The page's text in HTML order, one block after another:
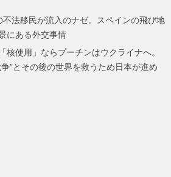
法移民が流入のナゼ。スペインの飛び地
にある外交事情
核使用」ならプーチンはウクライナへ。
”とその後の世界を救うため日本が進め